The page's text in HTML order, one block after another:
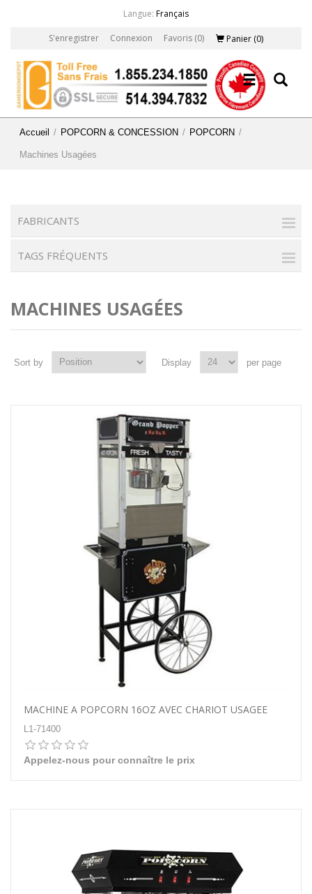
Langue: Français
S'enregistrer Connexion Favoris (0) Panier (0)
Accueil / POPCORN & CONCESSION / POPCORN /
Machines Usagées
FABRICANTS
TAGS FRÉQUENTS
MACHINES USAGÉES
Sort by Display per page
MACHINE A POPCORN 16OZ AVEC CHARIOT USAGEE
L1-71400
Appelez-nous pour connaître le prix